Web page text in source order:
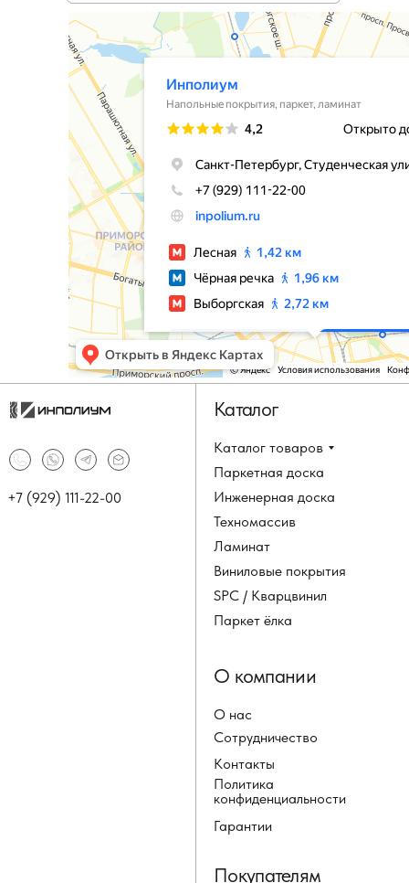
Каталог товаров
Паркетная доска
Инженерная доска
Техномассив
+7 (929) 111-22-00
Каталог
Ламинат
Виниловые покрытия
SPC / Кварцвинил
Паркет ёлка
О нас
Сотрудничество
Контакты
Политика
конфиденциальности
О компании
Покупателям
Гарантии